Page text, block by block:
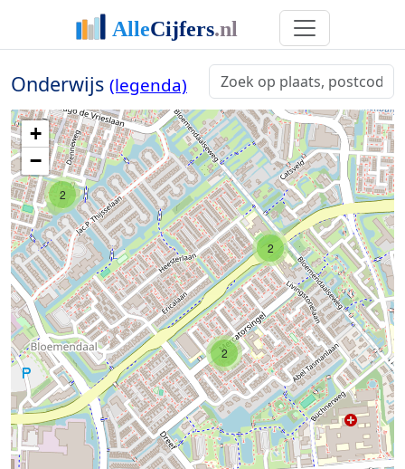
Onderwijs (legenda)
2
2
2
+
−